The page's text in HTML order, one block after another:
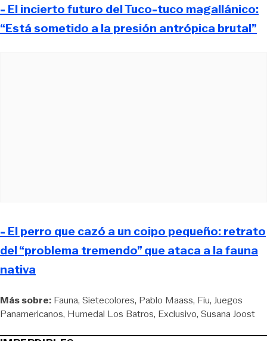
- El incierto futuro del Tuco-tuco magallánico:
“Está sometido a la presión antrópica brutal”
- El perro que cazó a un coipo pequeño: retrato
del “problema tremendo” que ataca a la fauna
nativa
Más sobre: Fauna Sietecolores Pablo Maass Fiu Juegos
Panamericanos Humedal Los Batros Exclusivo Susana Joost